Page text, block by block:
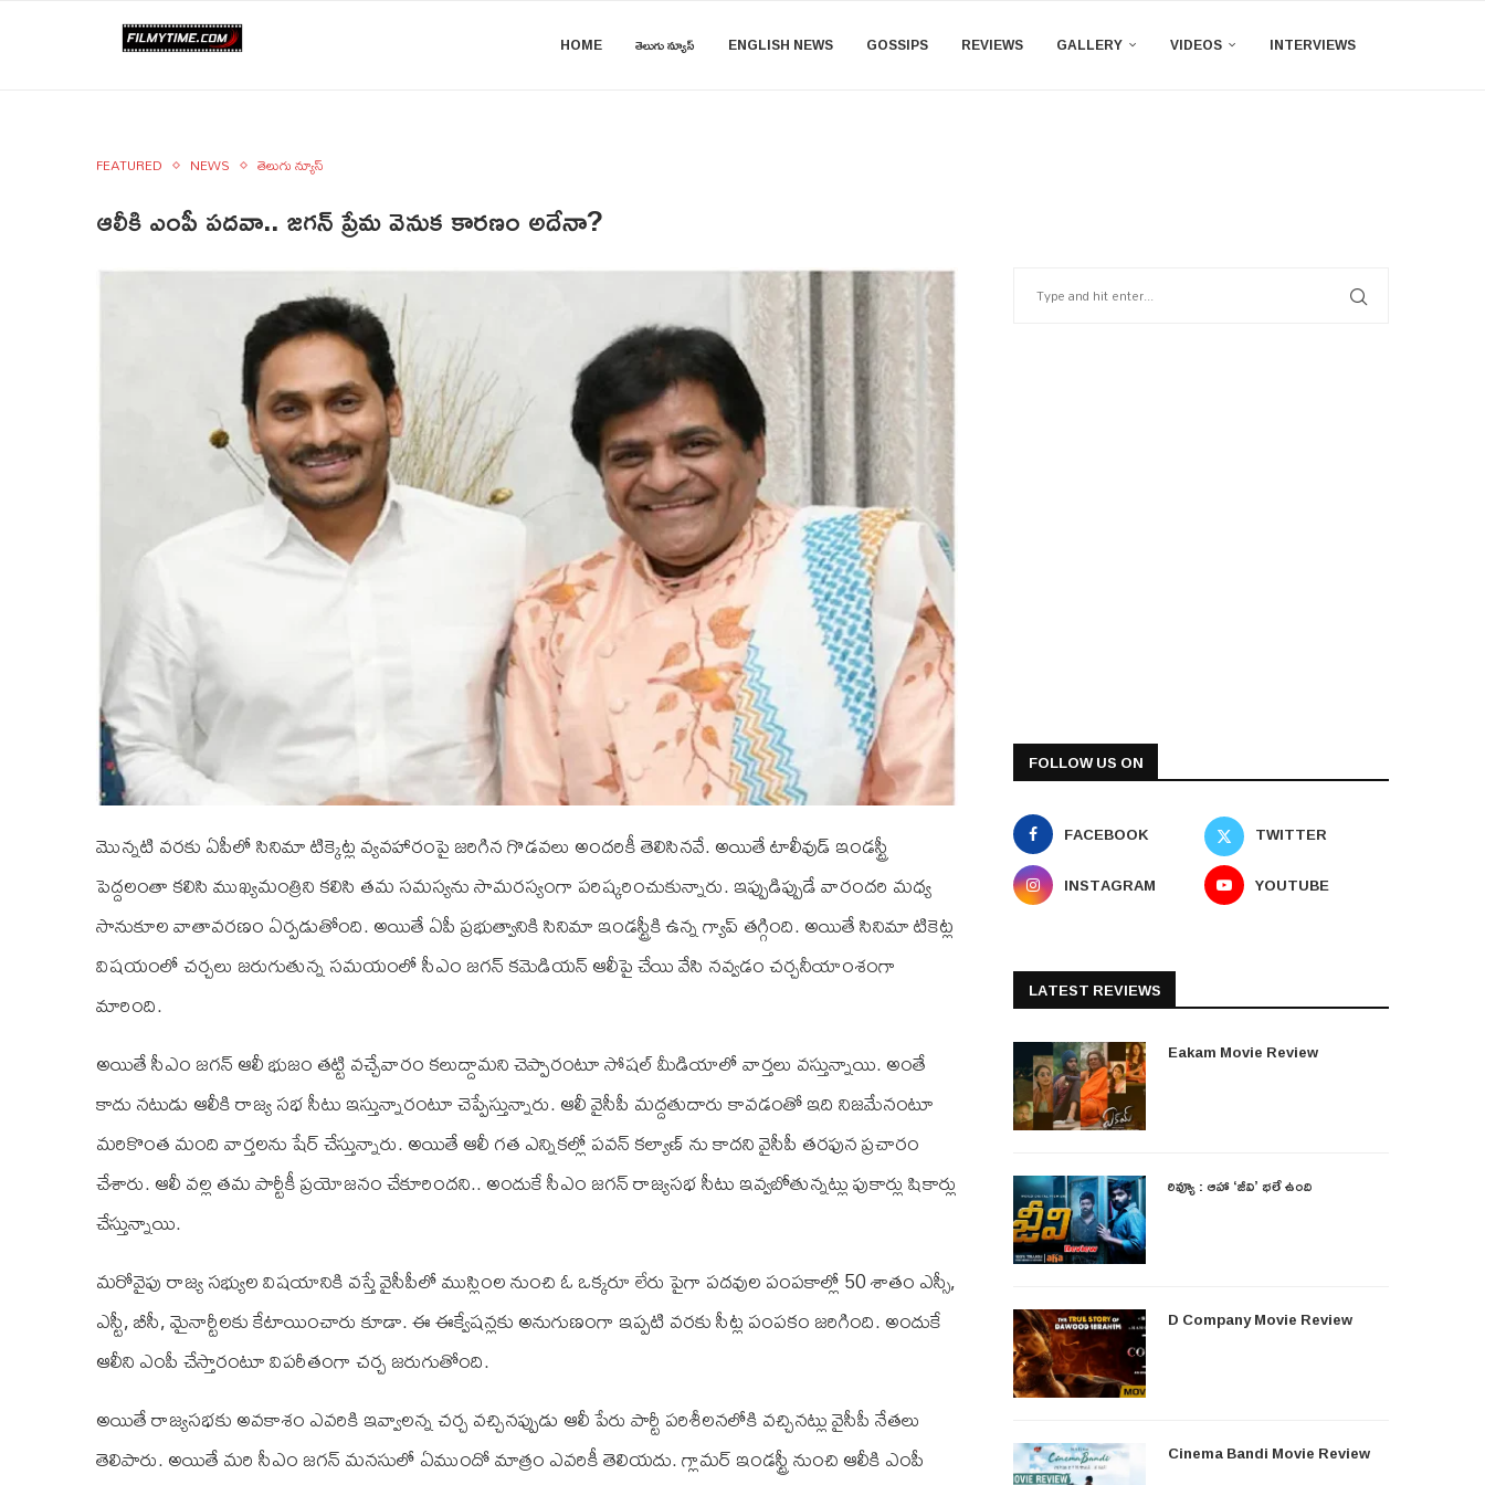
HOME తెలుగు న్యూస్ ENGLISH NEWS GOSSIPS REVIEWS GALLERY VIDEOS INTERVIEWS
FEATURED NEWS తెలుగు న్యూస్
ఆలీకి ఎంపీ పదవా.. జగన్ ప్రేమ వెనుక కారణం అదేనా?
మొన్నటి వరకు ఏపీలో సినిమా టిక్కెట్ల వ్యవహారంపై జరిగిన గొడవలు అందరికీ తెలిసినవే. అయితే టాలీవుడ్ ఇండస్ట్రీ
పెద్దలంతా కలిసి ముఖ్యమంత్రిని కలిసి తమ సమస్యను సామరస్యంగా పరిష్కరించుకున్నారు. ఇప్పుడిప్పుడే వారందరి మధ్య
సానుకూల వాతావరణం ఏర్పడుతోంది. అయితే ఏపీ ప్రభుత్వానికి సినిమా ఇండస్ట్రీకి ఉన్న గ్యాప్ తగ్గింది. అయితే సినిమా టికెట్ల
విషయంలో చర్చలు జరుగుతున్న సమయంలో సీఎం జగన్ కమెడియన్ ఆలీపై చేయి వేసి నవ్వడం చర్చనీయాంశంగా
మారింది.
అయితే సీఎం జగన్ ఆలీ భుజం తట్టి వచ్చేవారం కలుద్దామని చెప్పారంటూ సోషల్ మీడియాలో వార్తలు వస్తున్నాయి. అంతే
కాదు నటుడు ఆలీకి రాజ్య సభ సీటు ఇస్తున్నారంటూ చెప్పేస్తున్నారు. ఆలీ వైసీపీ మద్దతుదారు కావడంతో ఇది నిజమేనంటూ
మరికొంత మంది వార్తలను షేర్ చేస్తున్నారు. అయితే ఆలీ గత ఎన్నికల్లో పవన్ కల్యాణ్ ను కాదని వైసీపీ తరఫున ప్రచారం
చేశారు. ఆలీ వల్ల తమ పార్టీకీ ప్రయోజనం చేకూరిందని.. అందుకే సీఎం జగన్ రాజ్యసభ సీటు ఇవ్వబోతున్నట్లు పుకార్లు షికార్లు
చేస్తున్నాయి.
మరోవైపు రాజ్య సభ్యుల విషయానికి వస్తే వైసీపీలో ముస్లింల నుంచి ఓ ఒక్కరూ లేరు పైగా పదవుల పంపకాల్లో 50 శాతం ఎస్సీ,
ఎస్టీ, బీసీ, మైనార్టీలకు కేటాయించారు కూడా. ఈ ఈక్వేషన్లకు అనుగుణంగా ఇప్పటి వరకు సీట్ల పంపకం జరిగింది. అందుకే
ఆలీని ఎంపీ చేస్తారంటూ విపరీతంగా చర్చ జరుగుతోంది.
అయితే రాజ్యసభకు అవకాశం ఎవరికి ఇవ్వాలన్న చర్చ వచ్చినప్పుడు ఆలీ పేరు పార్టీ పరిశీలనలోకి వచ్చినట్లు వైసీపీ నేతలు
తెలిపారు. అయితే మరి సీఎం జగన్ మనసులో ఏముందో మాత్రం ఎవరికీ తెలియదు. గ్లామర్ ఇండస్ట్రీ నుంచి ఆలీకి ఎంపీ
FOLLOW US ON
FACEBOOK
TWITTER
INSTAGRAM
YOUTUBE
LATEST REVIEWS
Eakam Movie Review
రివ్యూ : ఆహా ‘జీవి’ భలే ఉంది
D Company Movie Review
Cinema Bandi Movie Review